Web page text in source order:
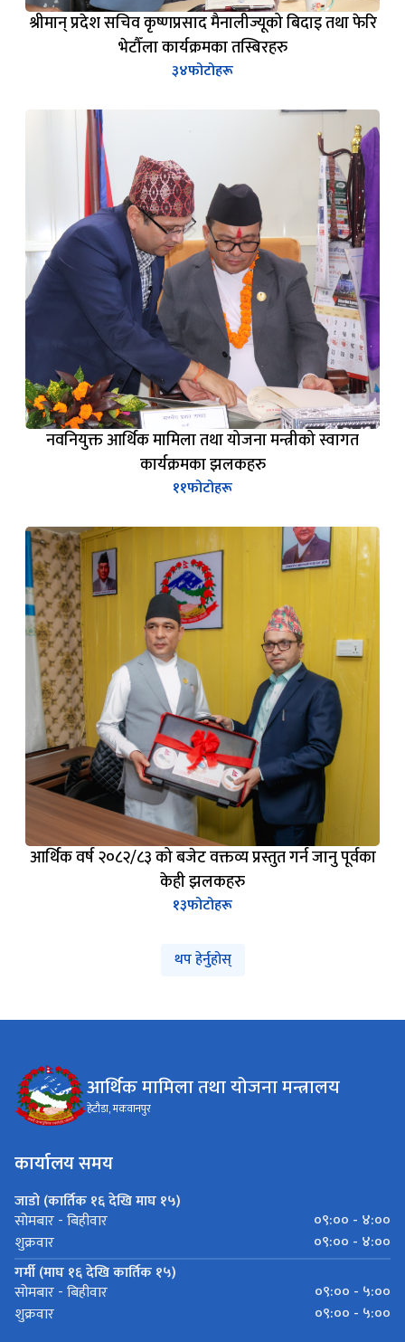
श्रीमान् प्रदेश सचिव कृष्णप्रसाद मैनालीज्यूको बिदाइ तथा फेरि
भेटौँला कार्यक्रमका तस्बिरहरु
३४फोटोहरू
नवनियुक्त आर्थिक मामिला तथा योजना मन्त्रीको स्वागत
कार्यक्रमका झलकहरु
११फोटोहरू
आर्थिक वर्ष २०८२/८३ को बजेट वक्तव्य प्रस्तुत गर्न जानु पूर्वका
केही झलकहरु
१३फोटोहरू
थप हेर्नुहोस्
आर्थिक मामिला तथा योजना मन्त्रालय
हेटौडा, मकवानपुर
कार्यालय समय
जाडो (कार्तिक १६ देखि माघ १५)
सोमबार - बिहीवार
०९:०० - ४:००
शुक्रवार
०९:०० - ४:००
गर्मी (माघ १६ देखि कार्तिक १५)
सोमबार - बिहीवार
०९:०० - ५:००
शुक्रवार
०९:०० - ५:००